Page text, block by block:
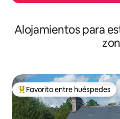
Alojamientos para
De los mejores en Favorito
Favorito entre huéspedes